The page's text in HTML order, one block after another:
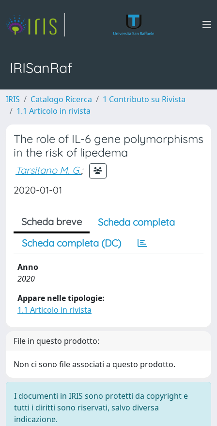
IRISanRaf
IRIS Catalogo Ricerca
1 Contributo su Rivista
1.1 Articolo in rivista
The role of IL-6 gene polymorphisms
in the risk of lipedema
Tarsitano M. G.;
2020-01-01
Scheda breve
Scheda completa
Scheda completa (DC)
Anno
2020
Appare nelle tipologie:
1.1 Articolo in rivista
File in questo prodotto:
Non ci sono file associati a questo prodotto.
I documenti in IRIS sono protetti da copyright e
tutti i diritti sono riservati, salvo diversa
indicazione.